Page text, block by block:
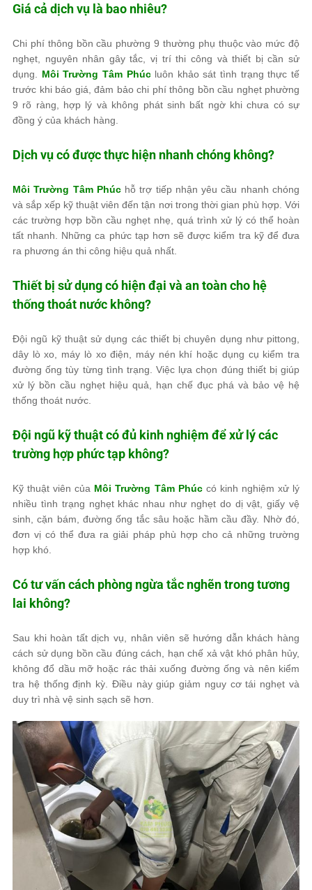
Giá cả dịch vụ là bao nhiêu?
Chi phí thông bồn cầu phường 9 thường phụ thuộc vào mức độ
nghẹt, nguyên nhân gây tắc, vị trí thi công và thiết bị cần sử
dụng. Môi Trường Tâm Phúcluôn khảo sát tình trạng thực tế
trước khi báo giá, đảm bảo chi phí thông bồn cầu nghẹt phường
9 rõ ràng, hợp lý và không phát sinh bất ngờ khi chưa có sự
đồng ý của khách hàng.
Dịch vụ có được thực hiện nhanh chóng không?
Môi Trường Tâm Phúchỗ trợ tiếp nhận yêu cầu nhanh chóng
và sắp xếp kỹ thuật viên đến tận nơi trong thời gian phù hợp. Với
các trường hợp bồn cầu nghẹt nhẹ, quá trình xử lý có thể hoàn
tất nhanh. Những ca phức tạp hơn sẽ được kiểm tra kỹ để đưa
ra phương án thi công hiệu quả nhất.
Thiết bị sử dụng có hiện đại và an toàn cho hệ
thống thoát nước không?
Đội ngũ kỹ thuật sử dụng các thiết bị chuyên dụng như pittong,
dây lò xo, máy lò xo điện, máy nén khí hoặc dụng cụ kiểm tra
đường ống tùy từng tình trạng. Việc lựa chọn đúng thiết bị giúp
xử lý bồn cầu nghẹt hiệu quả, hạn chế đục phá và bảo vệ hệ
thống thoát nước.
Đội ngũ kỹ thuật có đủ kinh nghiệm để xử lý các
trường hợp phức tạp không?
Kỹ thuật viên của Môi Trường Tâm Phúccó kinh nghiệm xử lý
nhiều tình trạng nghẹt khác nhau như nghẹt do dị vật, giấy vệ
sinh, cặn bám, đường ống tắc sâu hoặc hầm cầu đầy. Nhờ đó,
đơn vị có thể đưa ra giải pháp phù hợp cho cả những trường
hợp khó.
Có tư vấn cách phòng ngừa tắc nghẽn trong tương
lai không?
Sau khi hoàn tất dịch vụ, nhân viên sẽ hướng dẫn khách hàng
cách sử dụng bồn cầu đúng cách, hạn chế xả vật khó phân hủy,
không đổ dầu mỡ hoặc rác thải xuống đường ống và nên kiểm
tra hệ thống định kỳ. Điều này giúp giảm nguy cơ tái nghẹt và
duy trì nhà vệ sinh sạch sẽ hơn.